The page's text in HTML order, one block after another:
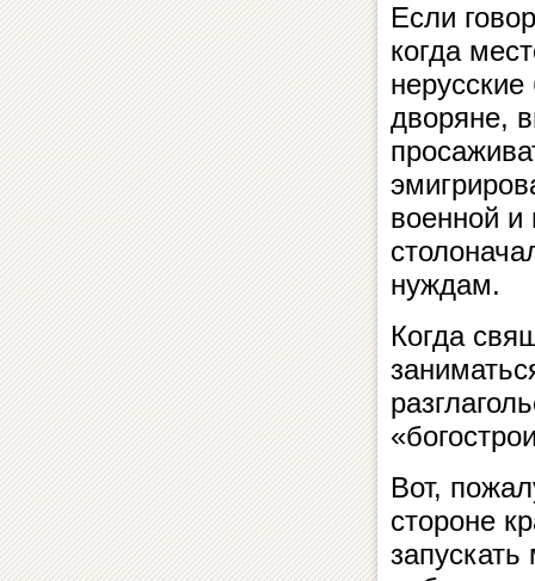
Если
когда
дворяне,
военной и
нуждам.
Когда
Вот,
стороне